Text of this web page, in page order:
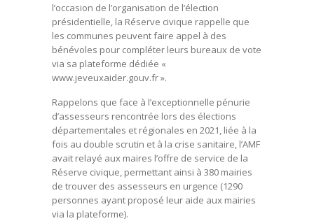
l’occasion de l’organisation de l’élection
présidentielle, la Réserve civique rappelle que
les communes peuvent faire appel à des
bénévoles pour compléter leurs bureaux de vote
via sa plateforme dédiée «
www.jeveuxaider.gouv.fr ».
Rappelons que face à l’exceptionnelle pénurie
d’assesseurs rencontrée lors des élections
départementales et régionales en 2021, liée à la
fois au double scrutin et à la crise sanitaire, l’AMF
avait relayé aux maires l’offre de service de la
Réserve civique, permettant ainsi à 380 mairies
de trouver des assesseurs en urgence (1290
personnes ayant proposé leur aide aux mairies
via la plateforme).